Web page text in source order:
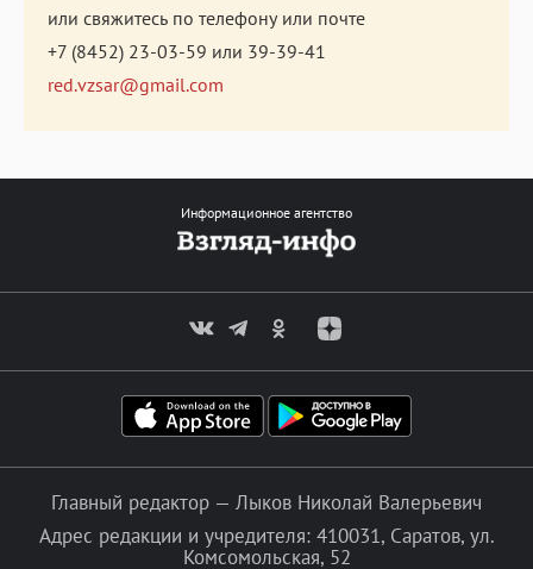
или свяжитесь по телефону или почте
+7 (8452) 23-03-59 или 39-39-41
red.vzsar@gmail.com
Информационное агентство
Главный редактор — Лыков Николай Валерьевич
Адрес редакции и учредителя: 410031, Саратов, ул.
Комсомольская, 52